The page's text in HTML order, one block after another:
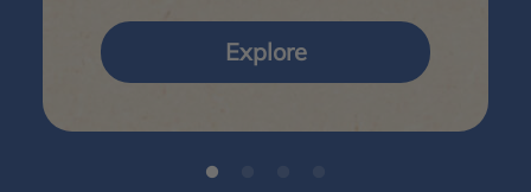
Explore